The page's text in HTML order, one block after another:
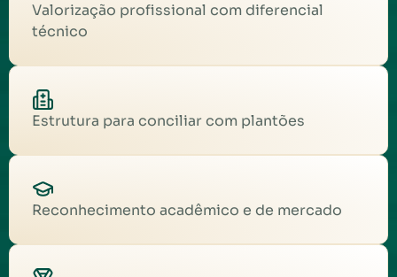
Valorização profissional com diferencial
técnico
Estrutura para conciliar com plantões
Reconhecimento acadêmico e de mercado